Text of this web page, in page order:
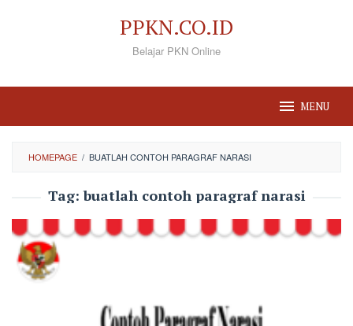
PPKN.CO.ID
Belajar PKN Online
MENU
HOMEPAGE / BUATLAH CONTOH PARAGRAF NARASI
Tag:buatlah contoh paragraf narasi